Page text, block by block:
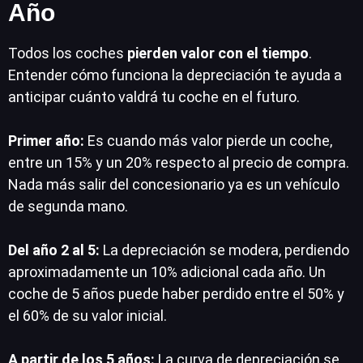
Año
Todos los coches pierden valor con el tiempo.
Entender cómo funciona la depreciación te ayuda a
anticipar cuánto valdrá tu coche en el futuro.
Primer año: Es cuando más valor pierde un coche,
entre un 15% y un 20% respecto al precio de compra.
Nada más salir del concesionario ya es un vehículo
de segunda mano.
Del año 2 al 5: La depreciación se modera, perdiendo
aproximadamente un 10% adicional cada año. Un
coche de 5 años puede haber perdido entre el 50% y
el 60% de su valor inicial.
A partir de los 5 años: La curva de depreciación se